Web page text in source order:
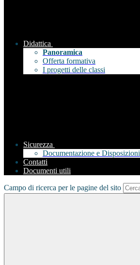
Didattica
Panoramica
Offerta formativa
I progetti delle classi
Sicurezza
Documentazione e Disposizioni
Contatti
Documenti utili
Campo di ricerca per le pagine del sito